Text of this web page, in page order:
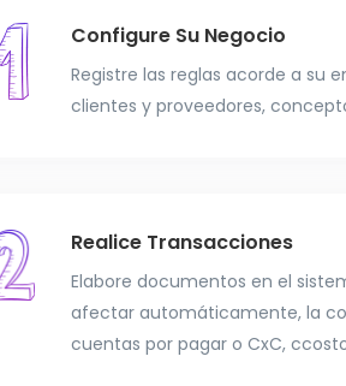
Configure Su Negocio
Registre las reglas acorde a su
clientes y proveedores,
Realice Transacciones
Elabore documentos en el
afectar automáticamente, la
cuentas por pagar o CxC,